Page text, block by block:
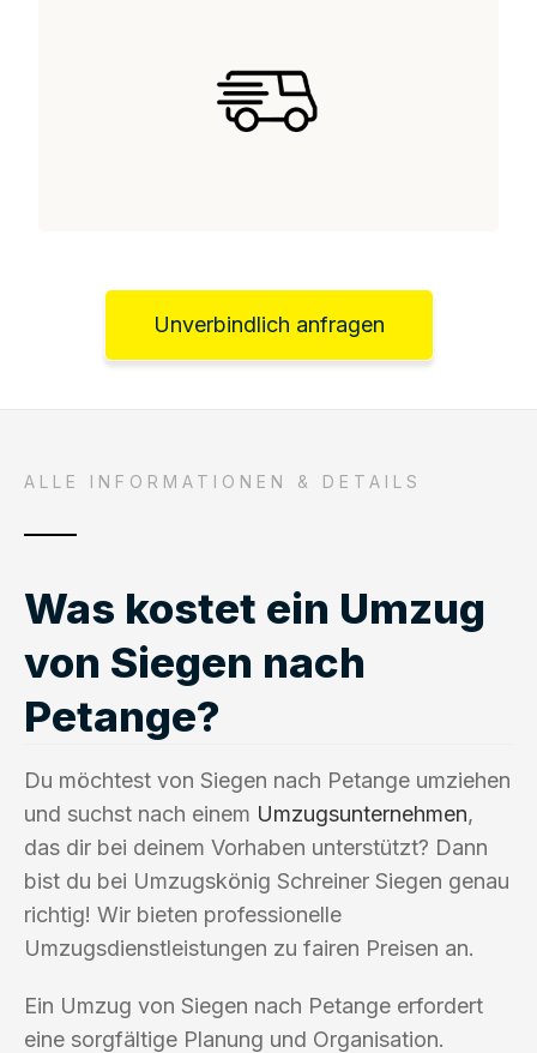
Unverbindlich anfragen
ALLE INFORMATIONEN & DETAILS
Was kostet ein Umzug
von Siegen nach
Petange?
Du möchtest von Siegen nach Petange umziehen
und suchst nach einem Umzugsunternehmen,
das dir bei deinem Vorhaben unterstützt? Dann
bist du bei Umzugskönig Schreiner Siegen genau
richtig! Wir bieten professionelle
Umzugsdienstleistungen zu fairen Preisen an.
Ein Umzug von Siegen nach Petange erfordert
eine sorgfältige Planung und Organisation.